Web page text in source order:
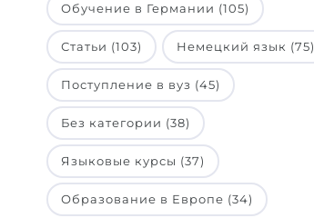
Обучение в Германии (105)
Статьи (103) Немецкий язык (75)
Поступление в вуз (45)
Без категории (38)
Языковые курсы (37)
Образование в Европе (34)